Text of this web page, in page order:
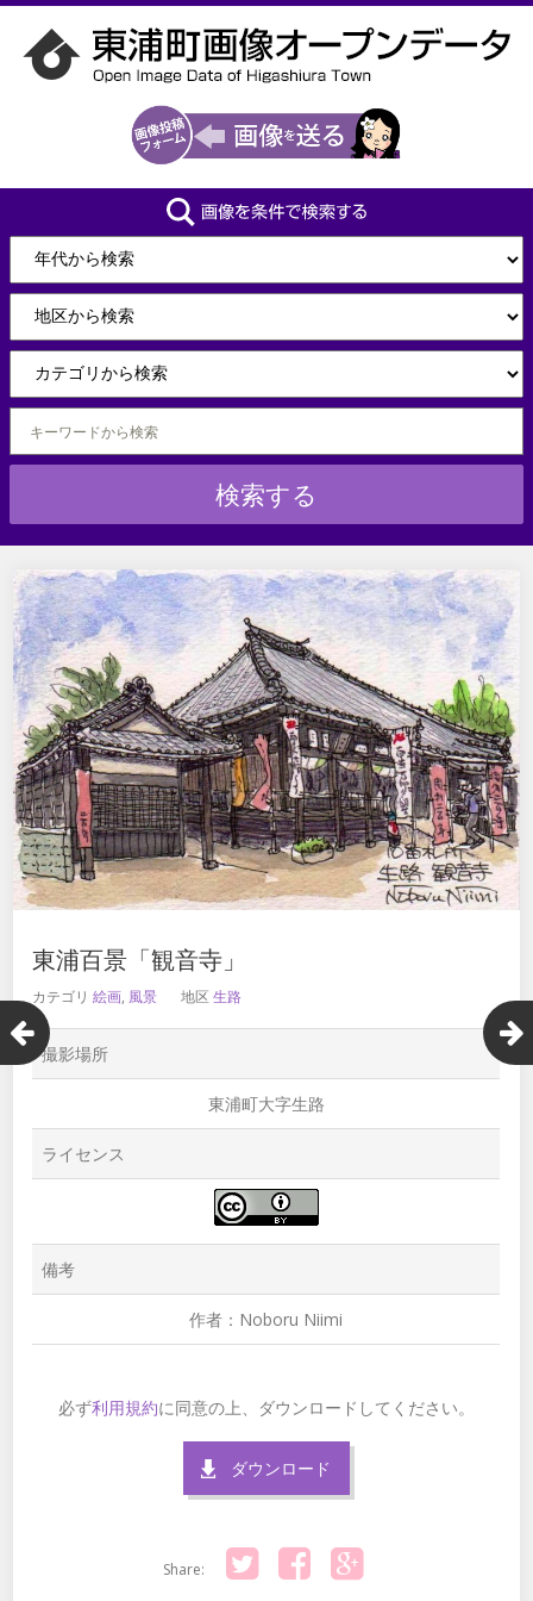
東浦百景「観音寺」
カテゴリ絵画, 風景 地区生路
撮影場所
東浦町大字生路
ライセンス
備考
作者：Noboru Niimi
必ず利用規約に同意の上、ダウンロードしてください。
ダウンロード
Share: